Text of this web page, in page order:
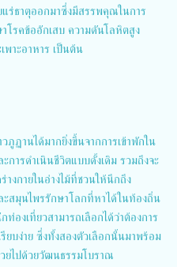
ร่ธาตุออกมาซึ่งมีสรรพคุณในการ
โรคข้ออักเสบ ความดันโลหิตสูง
พาะอาหาร เป็นต้น
ภูฏานได้มากยิ่งขึ้นจากการเข้าพักใน
การดำเนินชีวิตแบบดั้งเดิม รวมถึงจะ
งกายในอ่างไม้ที่ชวนให้นึกถึง
สมุนไพรรักษาโลกที่หาได้ในท้องถิ่น
องเที่ยวสามารถเลือกได้ว่าต้องการ
ยบง่าย ซึ่งทั้งสองตัวเลือกนั้นมาพร้อม
ยไปด้วยวัฒนธรรมโบราณ